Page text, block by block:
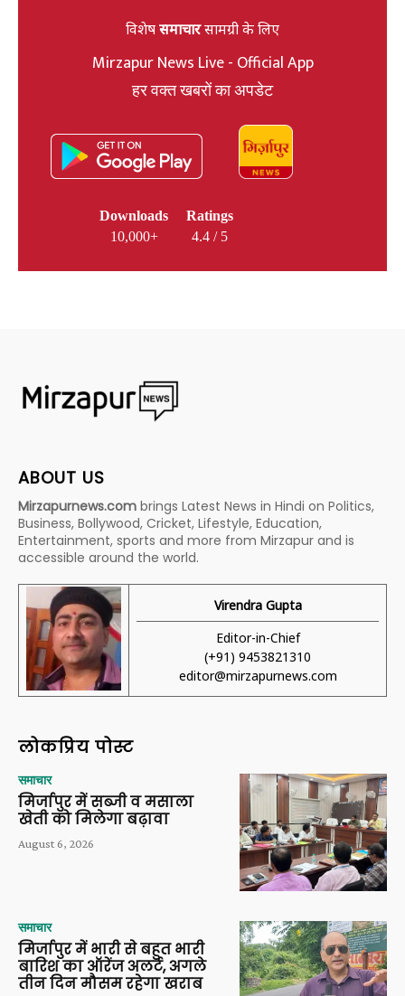
विशेषसमाचारसामग्री के लिए
Mirzapur News Live - Official App
हर वक्त खबरों का अपडेट
Downloads
10,000+
Ratings
4.4 / 5
ABOUT US
Mirzapurnews.com brings Latest News in Hindi on Politics,
Business, Bollywood, Cricket, Lifestyle, Education,
Entertainment, sports and more from Mirzapur and is
accessible around the world.
Virendra Gupta
Editor-in-Chief
(+91) 9453821310
editor@mirzapurnews.com
लोकप्रिय पोस्ट
समाचार
मिर्जापुर में सब्जी व मसाला
खेती को मिलेगा बढ़ावा
August 6, 2026
समाचार
मिर्जापुर में भारी से बहुत भारी
बारिश का ऑरेंज अलर्ट, अगले
तीन दिन मौसम रहेगा खराब